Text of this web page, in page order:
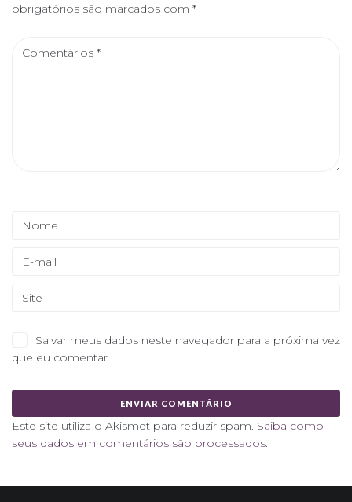
obrigatórios são marcados com *
Salvar meus dados neste navegador para a próxima vez
que eu comentar.
Este site utiliza o Akismet para reduzir spam. Saiba como
seus dados em comentários são processados.